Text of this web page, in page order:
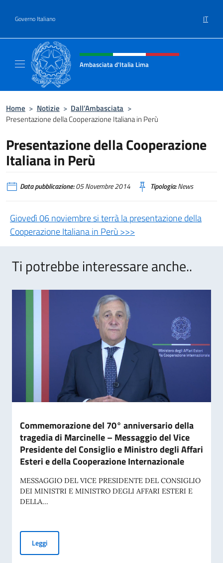
Governo Italiano IT
Intestazione sito, social e menù
Ambasciata d'Italia Lima
Home > Notizie > Dall’Ambasciata >
Presentazione della Cooperazione Italiana in Perù
Presentazione della Cooperazione
Italiana in Perù
Data pubblicazione:05 Novembre 2014 Tipologia:News
Giovedì 06 noviembre si terrà la presentazione della
Cooperazione Italiana in Perù >>>
Ti potrebbe interessare anche..
Commemorazione del 70° anniversario della
tragedia di Marcinelle – Messaggio del Vice
Presidente del Consiglio e Ministro degli Affari
Esteri e della Cooperazione Internazionale
MESSAGGIO DEL VICE PRESIDENTE DEL CONSIGLIO
DEI MINISTRI E MINISTRO DEGLI AFFARI ESTERI E
DELLA...
LeggiCommemorazione del 70° anniversario della tragedia di